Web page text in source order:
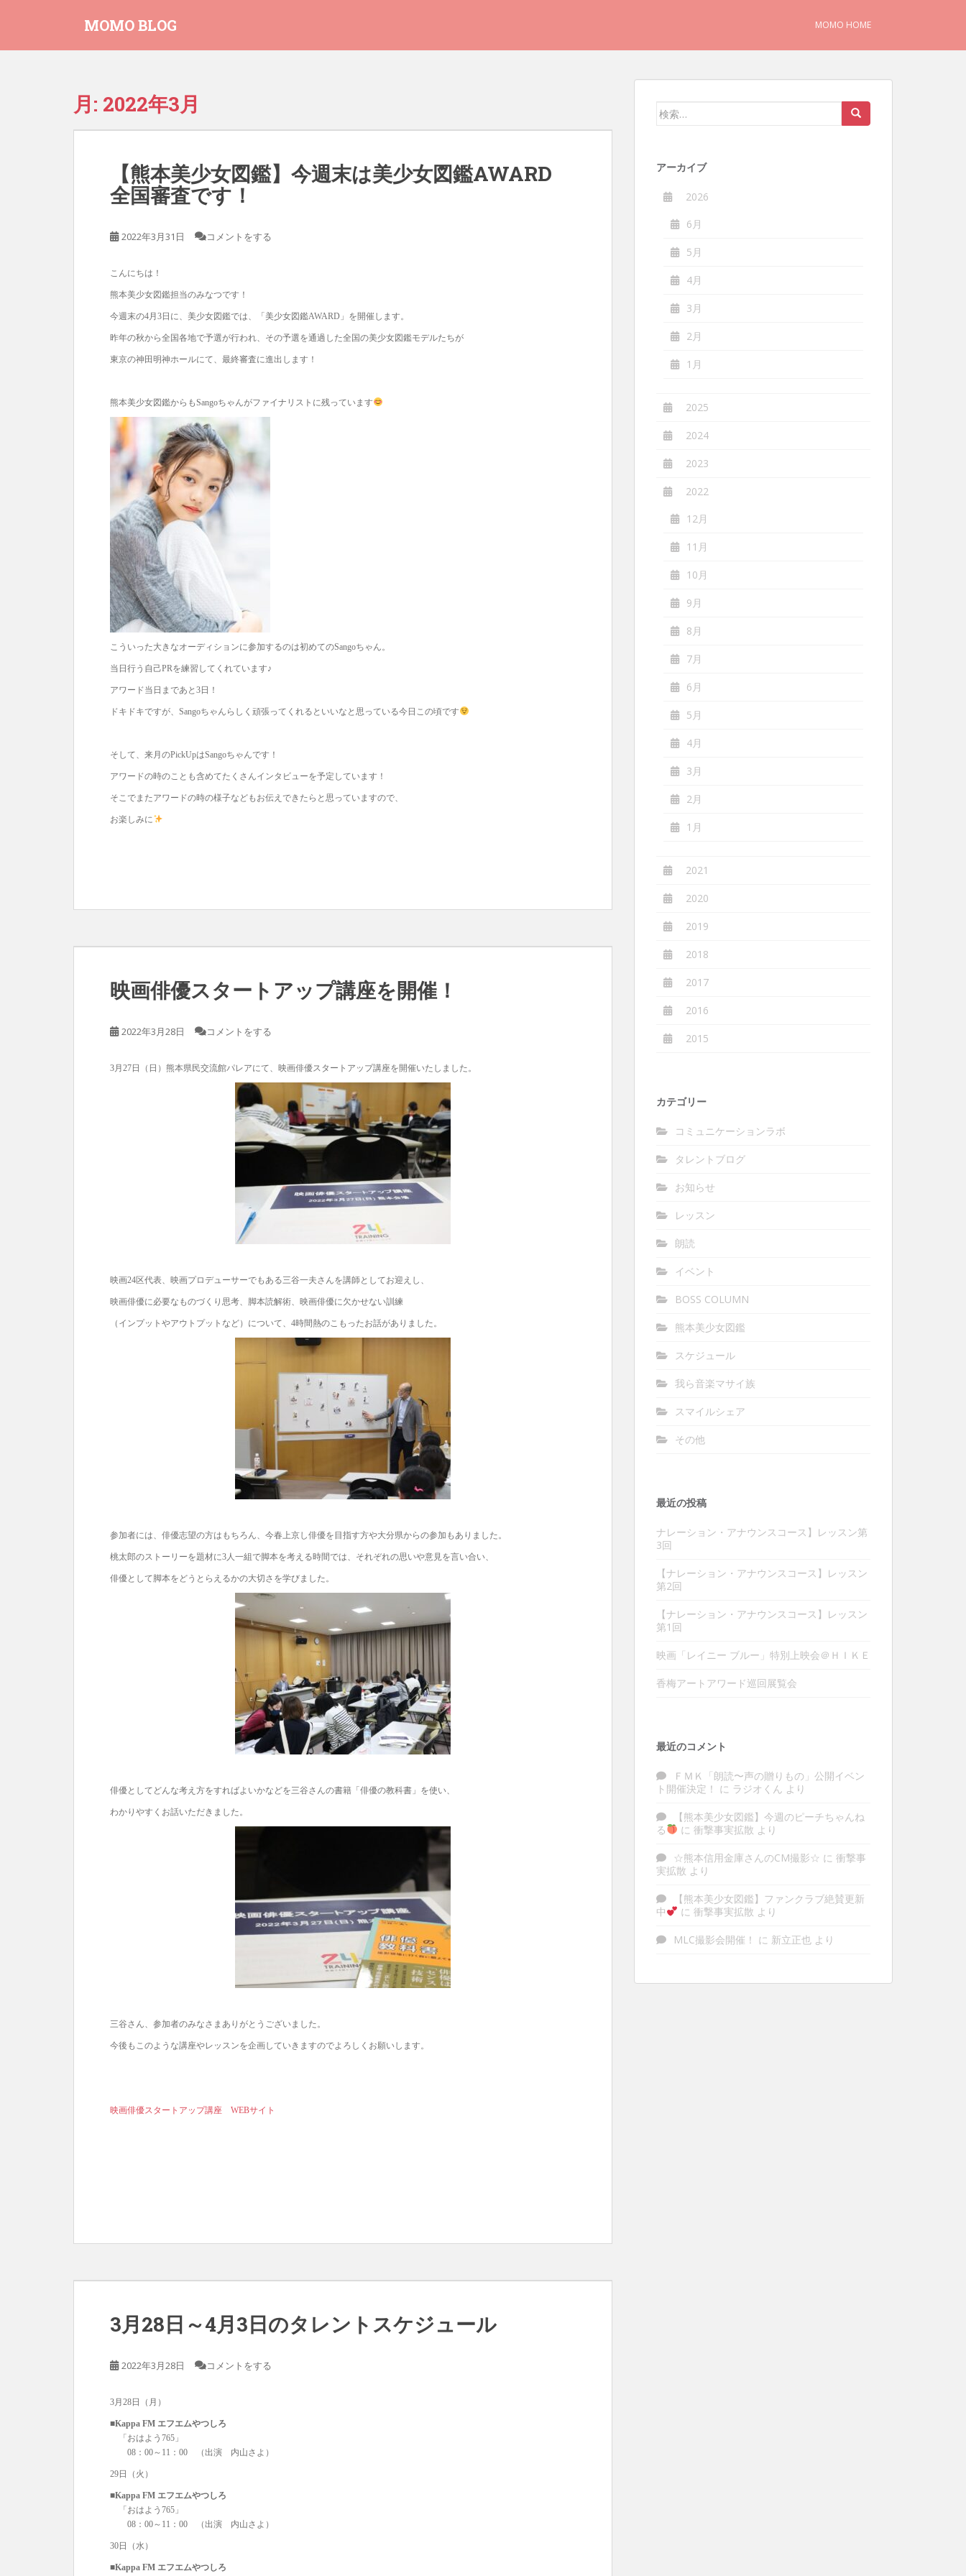
MOMO BLOG MOMO HOME
月: 2022年3月
【熊本美少女図鑑】今週末は美少女図鑑AWARD
全国審査です！
2022年3月31日 コメントをする
こんにちは！
熊本美少女図鑑担当のみなつです！
今週末の4月3日に、美少女図鑑では、「美少女図鑑AWARD」を開催します。
昨年の秋から全国各地で予選が行われ、その予選を通過した全国の美少女図鑑モデルたちが
東京の神田明神ホールにて、最終審査に進出します！
熊本美少女図鑑からもSangoちゃんがファイナリストに残っています
こういった大きなオーディションに参加するのは初めてのSangoちゃん。
当日行う自己PRを練習してくれています♪
アワード当日まであと3日！
ドキドキですが、Sangoちゃんらしく頑張ってくれるといいなと思っている今日この頃です
そして、来月のPickUpはSangoちゃんです！
アワードの時のことも含めてたくさんインタビューを予定しています！
そこでまたアワードの時の様子などもお伝えできたらと思っていますので、
お楽しみに
映画俳優スタートアップ講座を開催！
2022年3月28日 コメントをする
3月27日（日）熊本県民交流館パレアにて、映画俳優スタートアップ講座を開催いたしました。
映画24区代表、映画プロデューサーでもある三谷一夫さんを講師としてお迎えし、
映画俳優に必要なものづくり思考、脚本読解術、映画俳優に欠かせない訓練
（インプットやアウトプットなど）について、4時間熱のこもったお話がありました。
参加者には、俳優志望の方はもちろん、今春上京し俳優を目指す方や大分県からの参加もありました。
桃太郎のストーリーを題材に3人一組で脚本を考える時間では、それぞれの思いや意見を言い合い、
俳優として脚本をどうとらえるかの大切さを学びました。
俳優としてどんな考え方をすればよいかなどを三谷さんの書籍「俳優の教科書」を使い、
わかりやすくお話いただきました。
三谷さん、参加者のみなさまありがとうございました。
今後もこのような講座やレッスンを企画していきますのでよろしくお願いします。
映画俳優スタートアップ講座 WEBサイト
3月28日～4月3日のタレントスケジュール
2022年3月28日 コメントをする
3月28日（月）
■Kappa FM エフエムやつしろ
「おはよう765」
08：00～11：00 （出演 内山さよ）
29日（火）
■Kappa FM エフエムやつしろ
「おはよう765」
08：00～11：00 （出演 内山さよ）
30日（水）
■Kappa FM エフエムやつしろ
検
アーカイブ
2026
6月
5月
4月
3月
2月
1月
2025
2024
2023
2022
12月
11月
10月
9月
8月
7月
6月
5月
4月
3月
2月
1月
2021
2020
2019
2018
2017
2016
2015
カテゴリー
コミュニケーションラボ
タレントブログ
お知らせ
レッスン
朗読
イベント
BOSS COLUMN
熊本美少女図鑑
スケジュール
我ら音楽マサイ族
スマイルシェア
その他
最近の投稿
ナレーション・アナウンスコース】レッスン第
3回
【ナレーション・アナウンスコース】レッスン
第2回
【ナレーション・アナウンスコース】レッスン
第1回
映画「レイニー ブルー」特別上映会＠ＨＩＫＥ
香梅アートアワード巡回展覧会
最近のコメント
ＦＭＫ「朗読〜声の贈りもの」公開イベン
ト開催決定！ に ラジオくん より
【熊本美少女図鑑】今週のピーチちゃんね
る
に 衝撃事実拡散 より
☆熊本信用金庫さんのCM撮影☆ に 衝撃事
実拡散 より
【熊本美少女図鑑】ファンクラブ絶賛更新
中
に 衝撃事実拡散 より
MLC撮影会開催！ に 新立正也 より